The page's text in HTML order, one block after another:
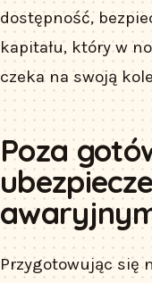
dostępność,
kapitału, który w
czeka na swoją
Poza
Przygotowując się